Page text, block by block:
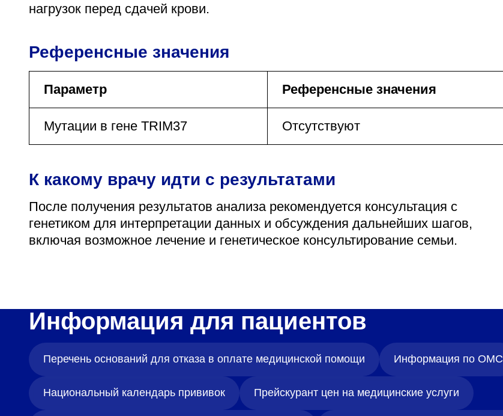
нагрузок перед сдачей крови.
Референсные значения
Параметр Референсные значения
Мутации в гене TRIM37 Отсутствуют
К какому врачу идти с результатами
После получения результатов анализа рекомендуется консультация с
генетиком для интерпретации данных и обсуждения дальнейших шагов,
включая возможное лечение и генетическое консультирование семьи.
Информация для пациентов
Перечень оснований для отказа в оплате медицинской помощи Информация по ОМС
Национальный календарь прививок Прейскурант цен на медицинские услуги